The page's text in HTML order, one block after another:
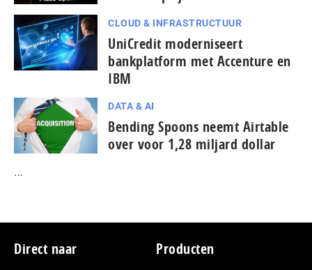
CLOUD & INFRASTRUCTUUR
UniCredit moderniseert
bankplatform met Accenture en
IBM
DATA & AI
Bending Spoons neemt Airtable
over voor 1,28 miljard dollar
...
Footer
Direct naar Producten